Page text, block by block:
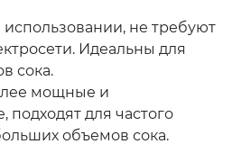
не требуют
Идеальны для
сока.
мощные и
подходят для частого
объемов сока.